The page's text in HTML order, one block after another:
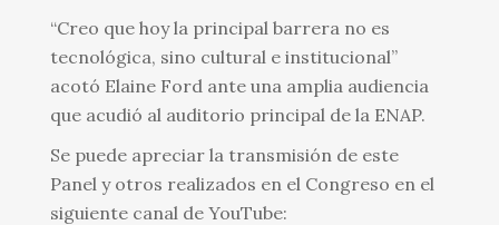
“Creo que hoy la principal barrera no es
tecnológica, sino cultural e institucional”
acotó Elaine Ford ante una amplia audiencia
que acudió al auditorio principal de la ENAP.
Se puede apreciar la transmisión de este
Panel y otros realizados en el Congreso en el
siguiente canal de YouTube: